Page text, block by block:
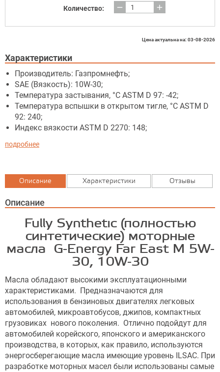
Количество: remove add
Цена актуальна на: 03-08-2026
Характеристики
Производитель: Газпромнефть;
SAE (Вязкость): 10W-30;
Температура застывания, °C ASTM D 97: -42;
Температура вспышки в открытом тигле, °C ASTM D
92: 240;
Индекс вязкости ASTM D 2270: 148;
подробнее
Описание Характеристики Отзывы
Описание
Fully Synthetic (полностью
синтетические) моторные
масла G-Energy Far East M 5W-
30, 10W-30
Масла обладают высокими эксплуатационными
характеристиками. Предназначаются для
использования в бензиновых двигателях легковых
автомобилей, микроавтобусов, джипов, компактных
грузовиках нового поколения. Отлично подойдут для
автомобилей корейского, японского и американского
производства, в которых, как правило, используются
энергосберегающие масла имеющие уровень ILSAC. При
разработке моторных масел были использованы самые